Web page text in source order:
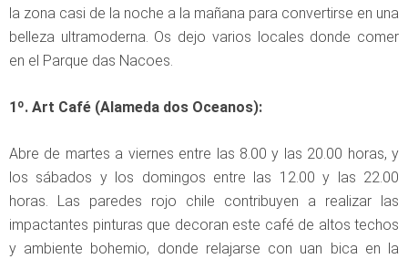
la zona casi de la noche a la mañana para convertirse en una
belleza ultramoderna. Os dejo varios locales donde comer
en el Parque das Nacoes.
1º. Art Café (Alameda dos Oceanos):
Abre de martes a viernes entre las 8.00 y las 20.00 horas, y
los sábados y los domingos entre las 12.00 y las 22.00
horas. Las paredes rojo chile contribuyen a realizar las
impactantes pinturas que decoran este café de altos techos
y ambiente bohemio, donde relajarse con uan bica en la